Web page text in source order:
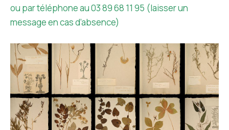
ou par téléphone au 03 89 68 11 95 (laisser un
message en cas d’absence)